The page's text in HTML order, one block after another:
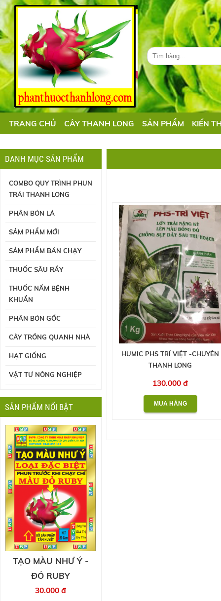
TRANG CHỦ CÂY THANH LONG SẢN PHẨM KIẾN
HUMIC PHS TRÍ VIỆT -CHUYÊN
THANH LONG
130.000 đ
DANH MỤC SẢN PHẨM
COMBO QUY TRÌNH PHUN
TRÁI THANH LONG
PHÂN BÓN LÁ
SẢM PHẨM MỚI
SẢM PHẨM BÁN CHẠY
THUỐC SÂU RẦY
THUỐC NẤM BỆNH
KHUẨN
PHÂN BÓN GỐC
CÂY TRỒNG QUANH NHÀ
HẠT GIỐNG
VẬT TƯ NÔNG NGHIỆP
SẢN PHẨM NỔI BẬT
TẠO MÀU NHƯ Ý -
ĐỎ RUBY
30.000 đ